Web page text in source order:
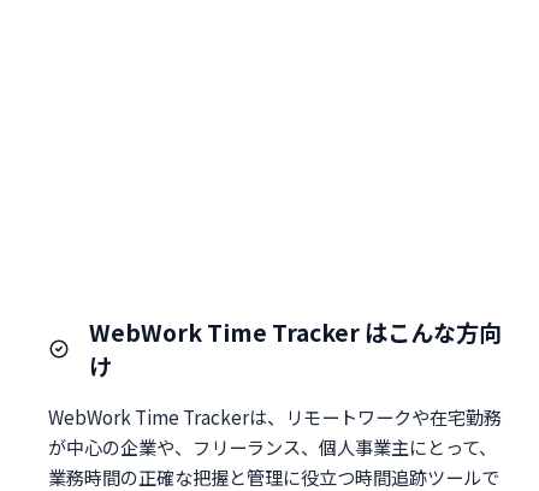
WebWork Time Tracker はこんな方向
け
WebWork Time Trackerは、リモートワークや在宅勤務
が中心の企業や、フリーランス、個人事業主にとって、
業務時間の正確な把握と管理に役立つ時間追跡ツールで